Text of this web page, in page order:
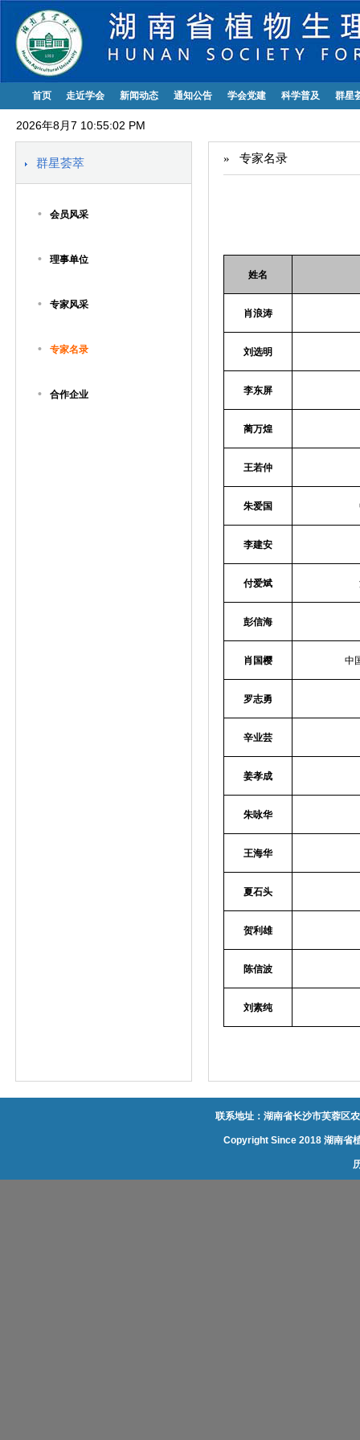
首页 走近学会 新闻动态 通知公告 学会党建 科学普及 群星
2026年8月7 10:55:02 PM
群星荟萃
• 会员风采
• 理事单位
• 专家风采
• 专家名录
• 合作企业
» 专家名录
姓名
肖浪涛
刘选明
李东屏
蔺万煌
王若仲
朱爱国
李建安
付爱斌
彭信海
肖国樱 中
罗志勇
辛业芸
姜孝成
朱咏华
王海华
夏石头
贺利雄
陈信波
刘素纯
联系地址：湖南省长沙市芙蓉区
Copyright Since 2018 湖南